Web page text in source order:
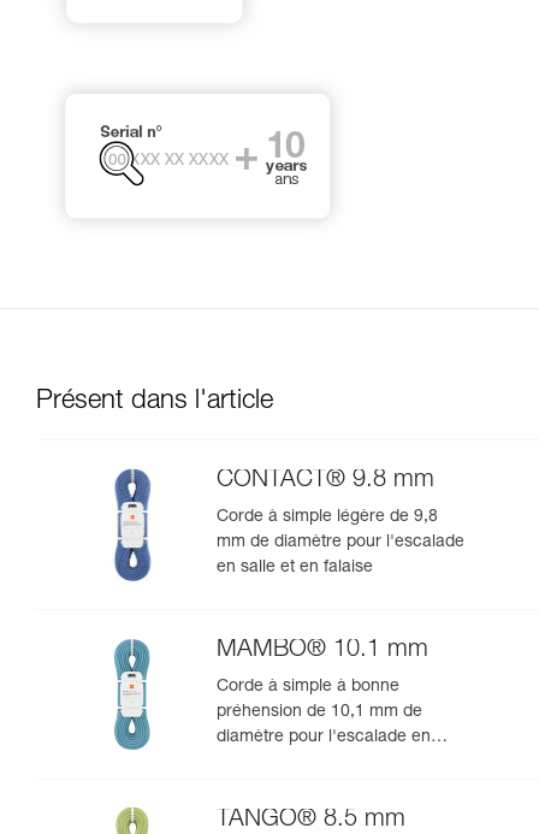
Présent dans l'article
CONTACT® 9.8 mm
Corde à simple légère de 9,8
mm de diamètre pour l'escalade
en salle et en falaise
MAMBO® 10.1 mm
Corde à simple à bonne
préhension de 10,1 mm de
diamètre pour l'escalade en
TANGO® 8.5 mm